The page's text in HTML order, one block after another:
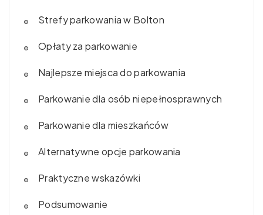
Strefy parkowania w Bolton
Opłaty za parkowanie
Najlepsze miejsca do parkowania
Parkowanie dla osób niepełnosprawnych
Parkowanie dla mieszkańców
Alternatywne opcje parkowania
Praktyczne wskazówki
Podsumowanie